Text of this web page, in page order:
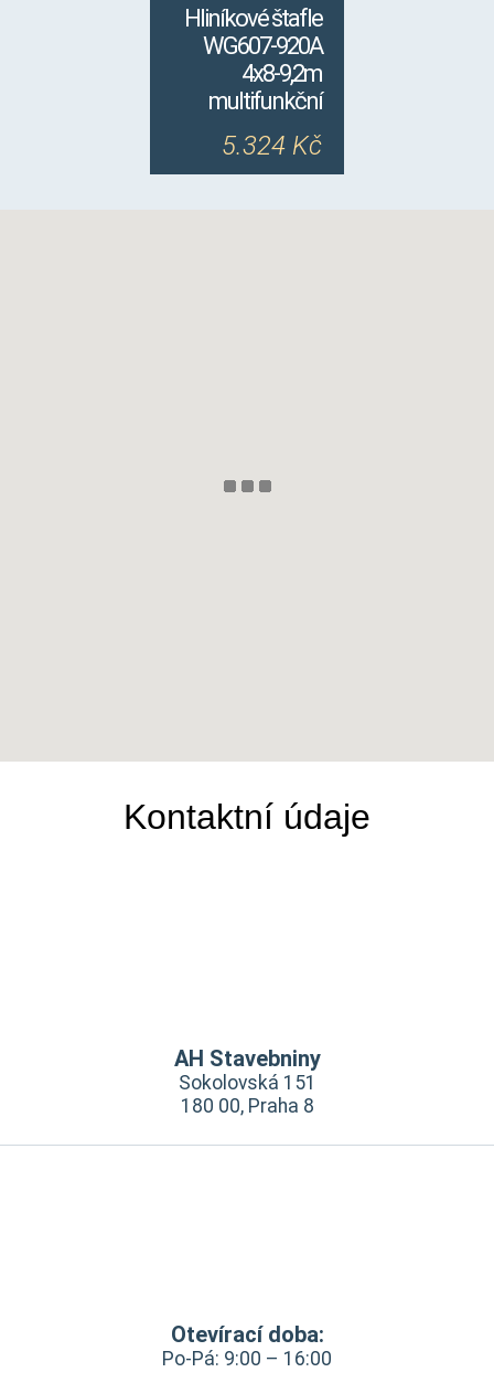
Hliníkové štafle
WG607-920A
4x8-9,2m
multifunkční
5.324 Kč
Kontaktní údaje
AH Stavebniny
Sokolovská 151
180 00, Praha 8
Otevírací doba:
Po-Pá: 9:00 – 16:00